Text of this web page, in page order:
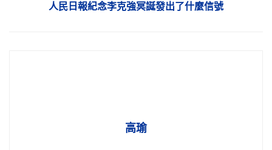
人民日報紀念李克強冥誕發出了什麼信號
高瑜